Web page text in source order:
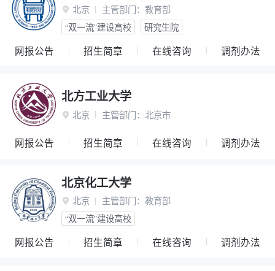
 北京 主管部门： 教育部
“双一流”建设高校
研究生院
网报公告 招生简章 在线咨询 调剂办法
北方工业大学
 北京 主管部门： 北京市
网报公告 招生简章 在线咨询 调剂办法
北京化工大学
 北京 主管部门： 教育部
“双一流”建设高校
网报公告 招生简章 在线咨询 调剂办法